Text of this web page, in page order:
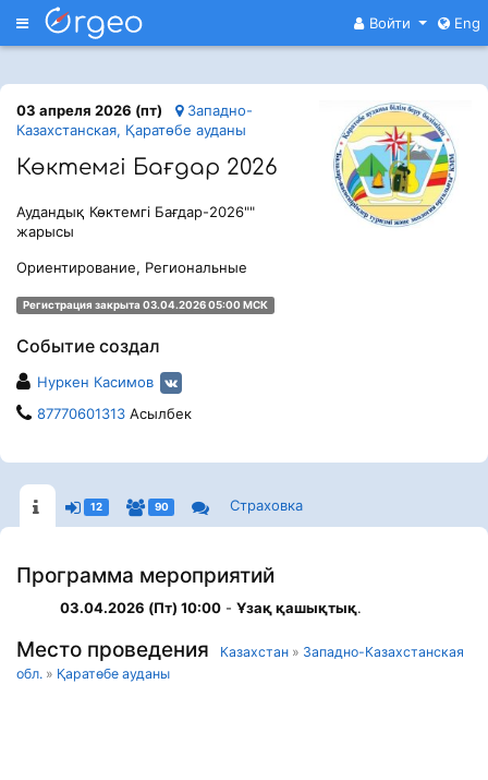
Меню Войти Eng
03 апреля 2026 (пт)
Западно-
Казахстанская, Қаратөбе ауданы
Көктемгі Бағдар 2026
Аудандық Көктемгі Бағдар-2026""
жарысы
Ориентирование, Региональные
Регистрация закрыта 03.04.2026 05:00 МСК
Событие создал
Нуркен Касимов
87770601313 Асылбек
12 90 Страховка
Программа мероприятий
03.04.2026 (Пт) 10:00 - Ұзақ қашықтық.
Место проведения Казахстан » Западно-Казахстанская
обл. » Қаратөбе ауданы